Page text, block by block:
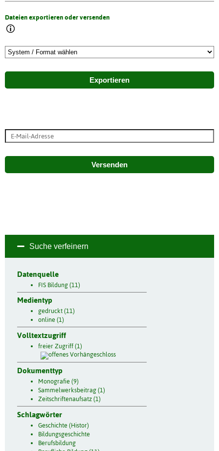
Dateien exportieren oder versenden
Exportieren
Versenden
Suche verfeinern
Datenquelle
FIS Bildung (11)
Medientyp
gedruckt (11)
online (1)
Volltextzugriff
freier Zugriff (1)
Dokumenttyp
Monografie (9)
Sammelwerksbeitrag (1)
Zeitschriftenaufsatz (1)
Schlagwörter
Geschichte (Histor)
Bildungsgeschichte
Berufsbildung